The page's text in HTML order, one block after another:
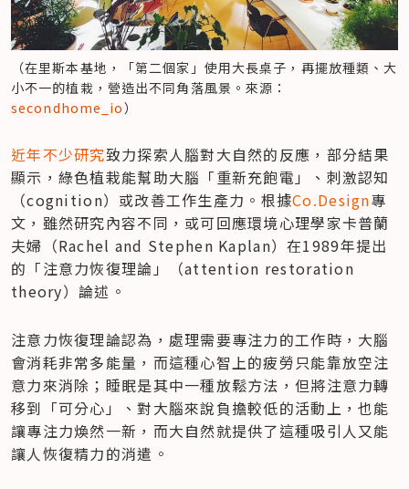
（在里斯本基地，「第二個家」使用大長桌子，再擺放種類、大
小不一的植栽，營造出不同角落風景。來源：
secondhome_io）
近年不少研究致力探索人腦對大自然的反應，部分結果
顯示，綠色植栽能幫助大腦「重新充飽電」、刺激認知
（cognition）或改善工作生產力。根據Co.Design專
文，雖然研究內容不同，或可回應環境心理學家卡普蘭
夫婦（Rachel and Stephen Kaplan）在1989年提出
的「注意力恢復理論」（attention restoration
theory）論述。
注意力恢復理論認為，處理需要專注力的工作時，大腦
會消耗非常多能量，而這種心智上的疲勞只能靠放空注
意力來消除；睡眠是其中一種放鬆方法，但將注意力轉
移到「可分心」、對大腦來說負擔較低的活動上，也能
讓專注力煥然一新，而大自然就提供了這種吸引人又能
讓人恢復精力的消遣。